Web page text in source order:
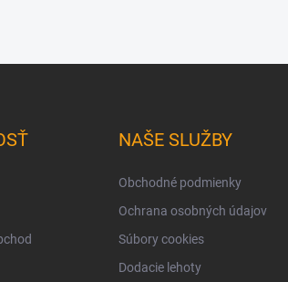
NAŠE SLUŽBY
Obchodné podmienky
Ochrana osobných údajov
Súbory cookies
Dodacie lehoty